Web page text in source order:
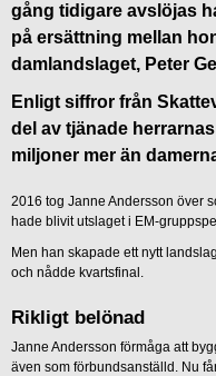
gång tidigare avslöjas
på ersättning mellan
damlandslaget, Peter
Enligt siffror från
del av tjänade
miljoner mer än
2016 tog Janne Andersson över
hade blivit utslaget i EM-
Men han skapade ett nytt
och nådde kvartsfinal.
Rikligt belönad
Janne Andersson förmåga att
även som förbundsanställd. Nu